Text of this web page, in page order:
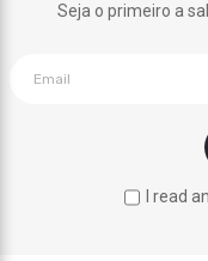
Seja o primeiro a
I read